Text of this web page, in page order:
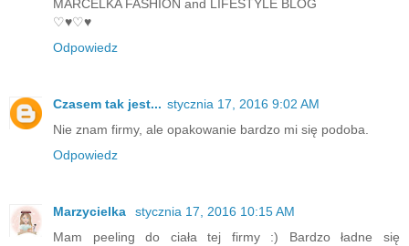
MARCELKA FASHION and LIFESTYLE BLOG
♡♥♡♥
Odpowiedz
Czasem tak jest... stycznia 17, 2016 9:02 AM
Nie znam firmy, ale opakowanie bardzo mi się podoba.
Odpowiedz
Marzycielka
stycznia 17, 2016 10:15 AM
Mam peeling do ciała tej firmy :) Bardzo ładne się